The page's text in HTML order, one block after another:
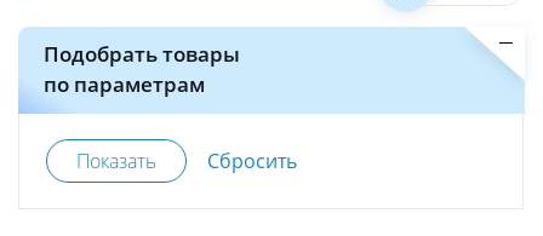
Подобрать товары
по параметрам